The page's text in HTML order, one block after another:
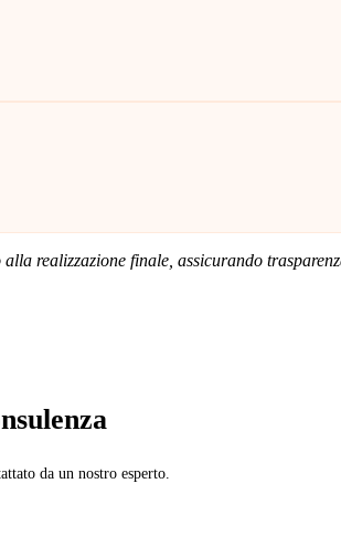
realizzazione finale, assicurando
da un nostro esperto.